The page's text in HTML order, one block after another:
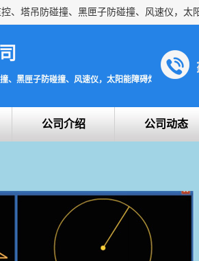
、黑匣子防碰撞、风速仪，太阳能障碍灯安全提示灯
公司介绍 公司动态